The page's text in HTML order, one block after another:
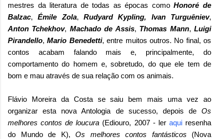
mestres da literatura de todas as épocas comoHonoré de
Balzac,Émile Zola, Rudyard Kypling, Ivan Turguêniev,
Anton Tchekhov, Machado de Assis, Thomas Mann,Luigi
Pirandello,Mario Benedetti, entre muitos outros. No final, os
contos acabam falando mais e, principalmente, do
comportamento do homem e, sobretudo, do que ele tem de
bom e mau através de sua relação com os animais.
Flávio Moreira da Costa se saiu bem mais uma vez ao
organizar esta nova Antologia de sucesso, depois de Os
melhores contos de loucura (Ediouro, 2007 - ler aquiresenha
do Mundo de K), Os melhores contos fantásticos (Nova